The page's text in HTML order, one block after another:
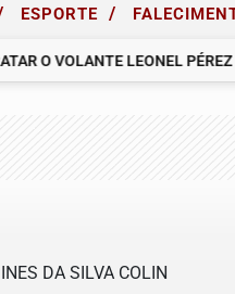
ESPORTE /
O VOLANTE LEONEL PÉREZ